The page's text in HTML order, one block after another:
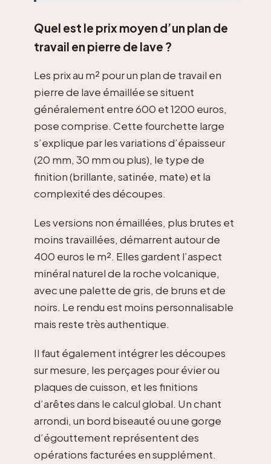
Quel est le prix moyen d’un plan de
travail en pierre de lave ?
Les prix au m² pour un plan de travail en
pierre de lave émaillée se situent
généralement entre 600 et 1200 euros,
pose comprise. Cette fourchette large
s’explique par les variations d’épaisseur
(20 mm, 30 mm ou plus), le type de
finition (brillante, satinée, mate) et la
complexité des découpes.
Les versions non émaillées, plus brutes et
moins travaillées, démarrent autour de
400 euros le m². Elles gardent l’aspect
minéral naturel de la roche volcanique,
avec une palette de gris, de bruns et de
noirs. Le rendu est moins personnalisable
mais reste très authentique.
Il faut également intégrer les découpes
sur mesure, les perçages pour évier ou
plaques de cuisson, et les finitions
d’arêtes dans le calcul global. Un chant
arrondi, un bord biseauté ou une gorge
d’égouttement représentent des
opérations facturées en supplément.